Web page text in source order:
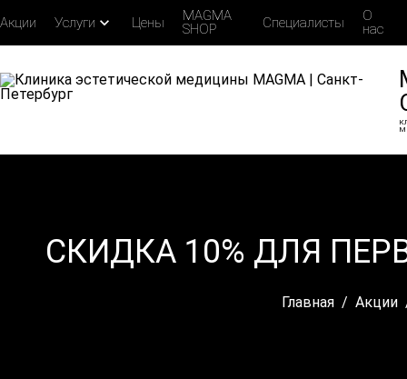
Акции Услуги expand_more Цены
MAGMA
SHOP
Специалисты
О
нас
СКИДКА 10% ДЛЯ
Главная / Акции